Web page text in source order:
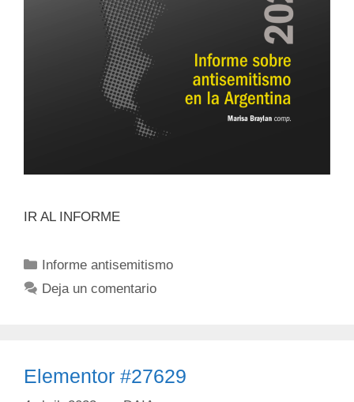
IR AL INFORME
Informe antisemitismo
Deja un comentario
Elementor #27629